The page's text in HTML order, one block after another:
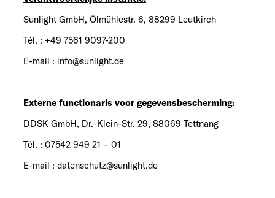
Sunlight GmbH, Ölmühlestr. 6, 88299 Leutkirch
Tél. : +49 7561 9097-200
E-mail : info@sunlight.de
Externe functionaris voor gegevensbescherming:
DDSK GmbH, Dr.-Klein-Str. 29, 88069 Tettnang
Tél. : 07542 949 21 – 01
E-mail : datenschutz@sunlight.de